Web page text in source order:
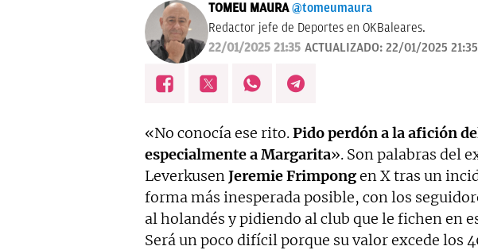
TOMEU MAURA @tomeumaura
Redactor jefe de Deportes en OKBaleares.
22/01/2025 21:35 ACTUALIZADO: 22/01/2025 21:35
«No conocía ese rito.Pido perdón a la afición
especialmente a Margarita». Son palabras del
LeverkusenJeremie Frimpongen X tras un
forma más inesperada posible, con los
al holandés y pidiendo al club que le fichen en
Será un poco difícil porque su valor excede los